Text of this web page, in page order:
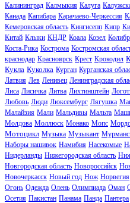
Калининград Калмыкия Калуга
Канада Капибара Карачаево-Черкессия
Кемеровская область Кингисепп Кипр
Китай Клыки КНДР Коала Козел
Коста-Рика Кострома Костромская
краснодар Красноярск Крест Крокодил
Кукла Куколка Курган Курганская
Латвия Лев Ленивец Ленинградская
Лиса Лисичка Литва Лихтинштейн
Любовь Люди Люксембург Лягушка
Малайзия Мали Мальдивы Мальта
Молдова Моллюск Монако Мопс
Мотоцикл Музыка Музыкант
Наборы нашивок Намибия Насекомые
Нидерланды Нижегородская область
Новгородская область Новороссийск
Новочеркасск Новый год Нож Норвегия
Огонь Одежда Олень Олимпиада Оман
Осетия Пакистан Панама Панда Пантера